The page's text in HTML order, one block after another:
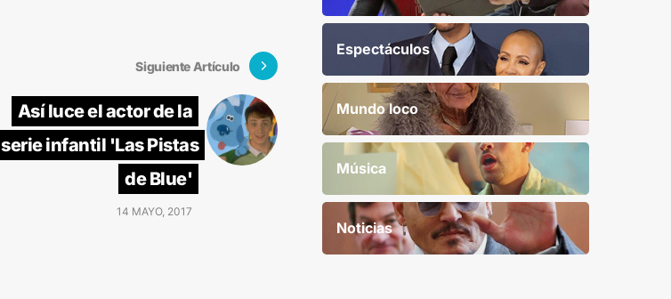
Siguiente Artículo
Así luce el actor de la
serie infantil 'Las Pistas
de Blue'
14 MAYO, 2017
Espectáculos
Mundo loco
Música
Noticias